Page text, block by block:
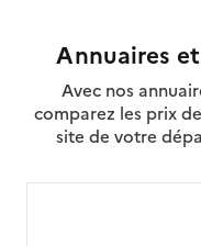
Annuaires
Avec nos
comparez les prix
site de votre